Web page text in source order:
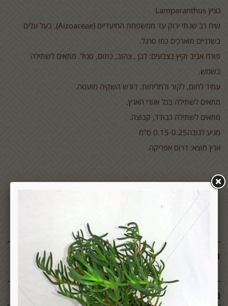
נציץ Lamparanthus
שיח רב שנתי ירוק עד ממשפחת החיעדיים ((Aizoaceae. בעל עלים
בשרניים מוארכים כמו סרגל.
פורח אביב וקיץ בצבעים: לבן , צהוב, כתום, סגול. מתאים לשתילה
בשמש.
עמיד לחום, לקור ולמליחות. דורש השקיה מועטה.
מתאים לשתילה בכל אזורי הארץ.
מתאים לשתילה כבודד, קבוצה.
מגיע לגובה0.15-0.25 ס"מ
ארץ מוצא: דרום אפריקה.
תגובות:
מוצרים דומים: